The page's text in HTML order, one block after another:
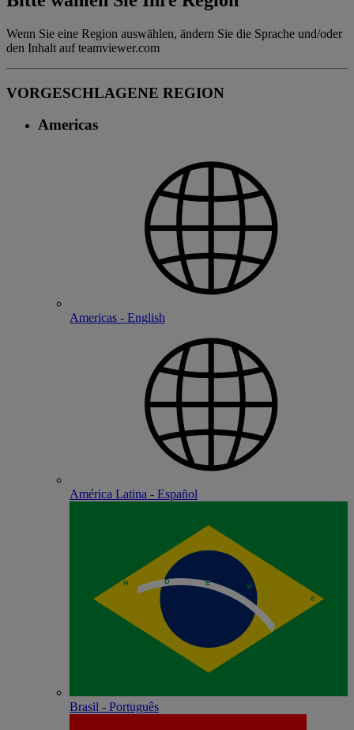
Wenn Sie eine Region auswählen, ändern Sie die Sprache und/oder
den Inhalt auf teamviewer.com
VORGESCHLAGENE REGION
Americas
Americas - English
América Latina - Español
Brasil - Português